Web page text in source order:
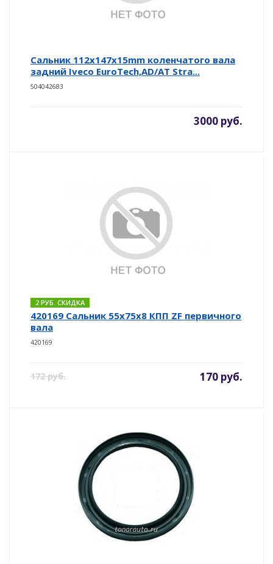
Сальник 112x147x15mm коленчатого вала
задний Iveco EuroTech,AD/AT Stra...
504042683
3000 руб.
2 РУБ. СКИДКА
420169 Сальник 55х75х8 КПП ZF первичного
вала
420169
172 руб. 170 руб.